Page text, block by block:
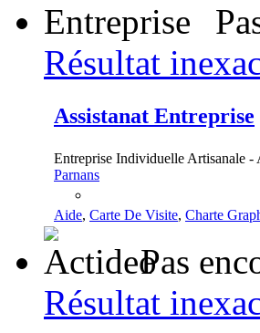
Résultat
Assistanat Entreprise
Entreprise Individuelle Artisanale -
Parnans
Aide, Carte De Visite, Charte
Pas
Résultat